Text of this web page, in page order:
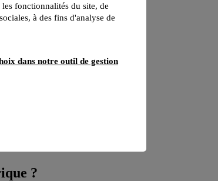
?
fonctionnalités du site, de
à des fins d'analyse de
dans notre outil de gestion